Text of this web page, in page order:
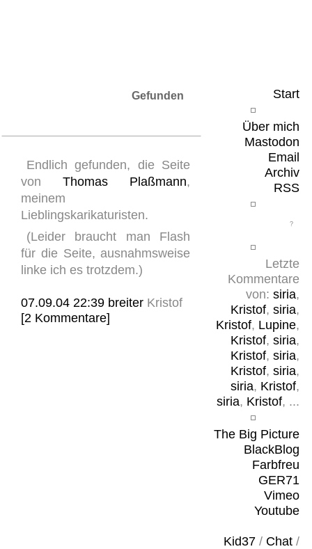
Start
Über mich
Mastodon
Email
Archiv
RSS
Letzte
Kommentare
von: siria,
Kristof, siria,
Kristof, Lupine,
Kristof, siria,
Kristof, siria,
Kristof, siria,
siria, Kristof,
siria, Kristof, ...
The Big Picture
BlackBlog
Farbfreu
GER71
Vimeo
Youtube
Kid37/ Chat/
Gefunden
Endlich gefunden, die Seite
vonThomas Plaßmann,
meinem
Lieblingskarikaturisten.
(Leider braucht man Flash
für die Seite, ausnahmsweise
linke ich es trotzdem.)
07.09.04 22:39 breiter Kristof
[2 Kommentare]